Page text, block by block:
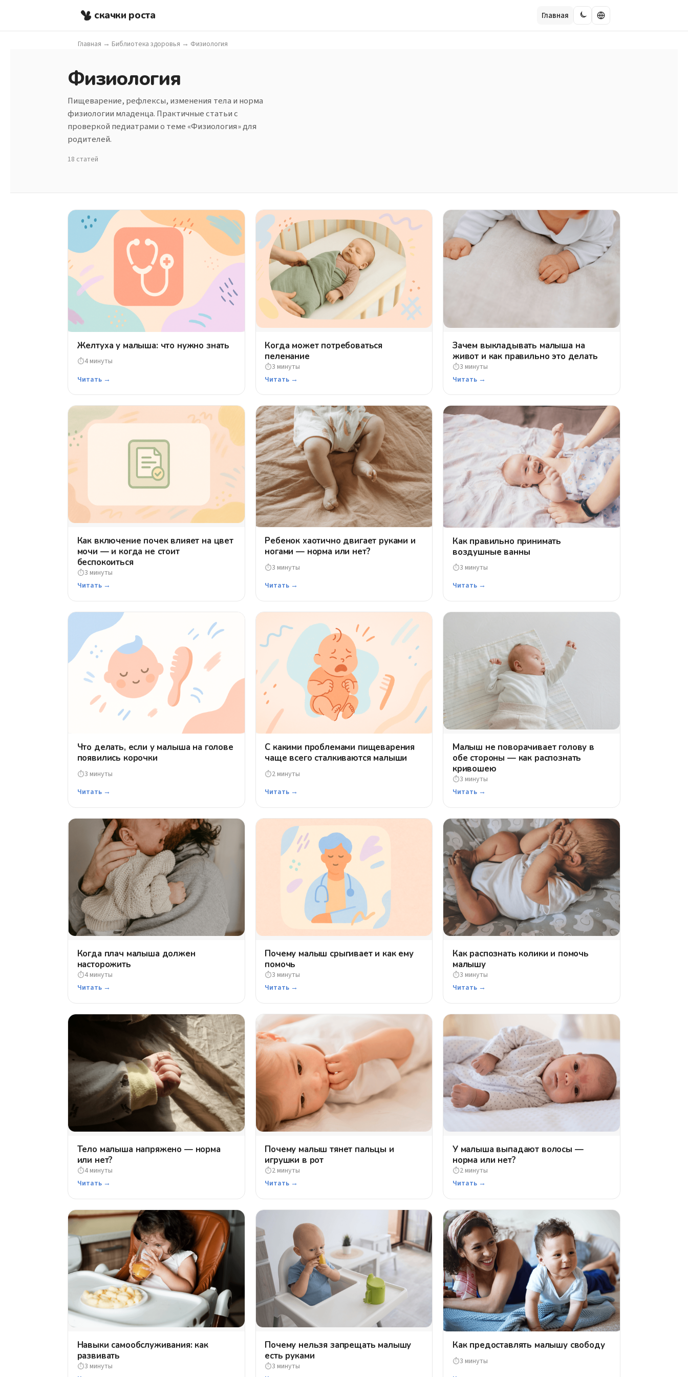
скачки роста Главная
Главная → Библиотека здоровья → Физиология
Физиология
Пищеварение, рефлексы, изменения тела и норма
физиологии младенца. Практичные статьи с
проверкой педиатрами о теме «Физиология» для
родителей.
18 статей
Желтуха у малыша: что нужно знать
⏱4 минуты
Читать →
Когда может потребоваться
пеленание
⏱3 минуты
Читать →
Зачем выкладывать малыша на
живот и как правильно это делать
⏱3 минуты
Читать →
Как включение почек влияет на цвет
мочи — и когда не стоит
беспокоиться
⏱3 минуты
Читать →
Ребенок хаотично двигает руками и
ногами — норма или нет?
⏱3 минуты
Читать →
Как правильно принимать
воздушные ванны
⏱3 минуты
Читать →
Что делать, если у малыша на голове
появились корочки
⏱3 минуты
Читать →
С какими проблемами пищеварения
чаще всего сталкиваются малыши
⏱2 минуты
Читать →
Малыш не поворачивает голову в
обе стороны — как распознать
кривошею
⏱3 минуты
Читать →
Когда плач малыша должен
насторожить
⏱4 минуты
Читать →
Почему малыш срыгивает и как ему
помочь
⏱3 минуты
Читать →
Как распознать колики и помочь
малышу
⏱3 минуты
Читать →
Тело малыша напряжено — норма
или нет?
⏱4 минуты
Читать →
Почему малыш тянет пальцы и
игрушки в рот
⏱2 минуты
Читать →
У малыша выпадают волосы —
норма или нет?
⏱2 минуты
Читать →
Навыки самообслуживания: как
развивать
⏱3 минуты
Почему нельзя запрещать малышу
есть руками
⏱3 минуты
Как предоставлять малышу свободу
⏱3 минуты